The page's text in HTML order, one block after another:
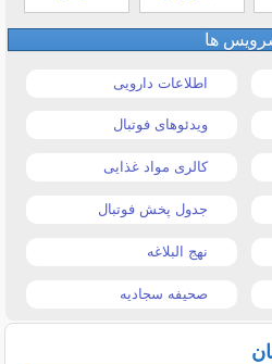
ها
اطلاعات دارویی
ویدئوهای فوتبال
کالری مواد غذایی
جدول پخش فوتبال
نهج البلاغه
صحیفه سجادیه